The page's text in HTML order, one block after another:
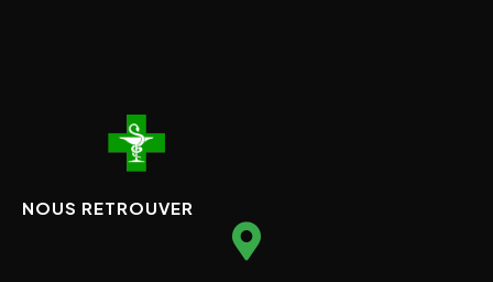
NOUS RETROUVER